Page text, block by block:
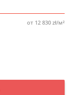
от 12 830 zł/м²